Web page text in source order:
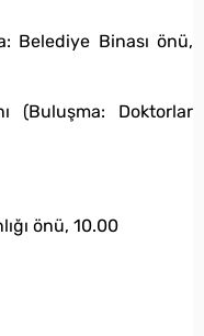
Belediye Binası önü,
(Buluşma: Doktorlar
önü, 10.00